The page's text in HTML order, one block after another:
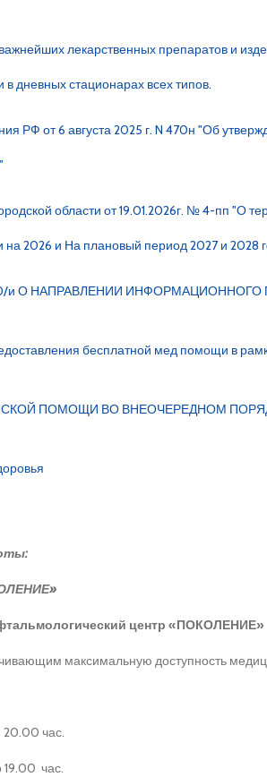
лекарственных препаратов и
дневных стационарах всех типов.
РФ от6 августа 2025 г. N 470н "Об
области от 19.01.2026г. № 4-пп "О
2026 и На плановый период 2027 и 2028
30/и О НАПРАВЛЕНИИ
бесплатной мед помощи в
ПОМОЩИ ВО ВНЕОЧЕРЕДНОМ
центр «ПОКОЛЕНИЕ»
максимальную доступность
час.
час.